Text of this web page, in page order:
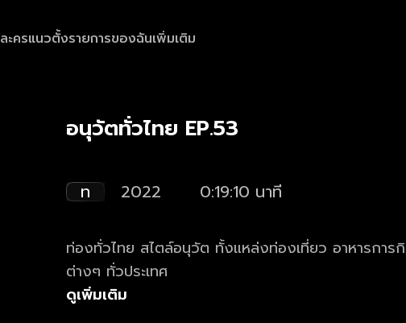
ละครแนวตั้งรายการของฉันเพิ่มเติม
อนุวัตทั่วไทย EP.53
ท 2022 0:19:10 นาที
ท่องทั่วไทย สไตล์อนุวัต ทั้งแหล่งท่องเที่ยว อาหารกา
ต่างๆ ทั่วประเทศ
ดูเพิ่มเติม